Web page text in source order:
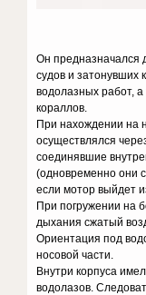
Он предназначался
судов и затонувших
водолазных работ, а
кораллов.
При нахождении на
осуществлялся
соединявшие
(одновременно они
если мотор выйдет
При погружении на
дыхания сжатый
Ориентация под
носовой части.
Внутри корпуса
водолазов.